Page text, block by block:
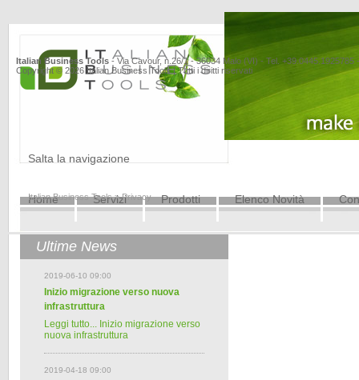
Salta la navigazione
Home Servizi Prodotti Elenco Novità
Italian Business Tools>Privacy
Ultime News
2019-06-10 09:00
Inizio migrazione verso nuova
infrastruttura
Leggi tutto... Inizio migrazione verso
nuova infrastruttura
2019-04-18 09:00
Italian Business Tools - Via Cavour, n.26/1 - 36034 Malo (VI) - Tel.
Copyright © 2026 Italian Business Tools | Tutti i diritti riservati